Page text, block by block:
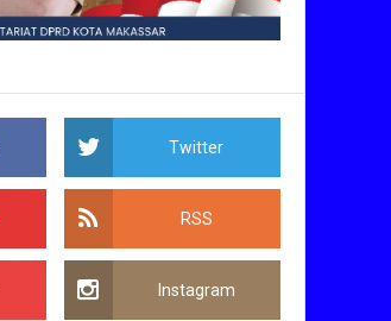
Twitter
RSS
Instagram